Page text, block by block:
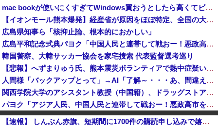
mac bookが使いにくすぎてWindows買おうとしたら高くてビビったwwwwww
【イオンモール熊本爆発】経産省が原因をほぼ特定、全国の大規模施設でガス供給設備の点検要請にまで発展する事態に・・・【PICKUP】
広島県知事ら「核抑止論、根本的におかしい」
広島平和記念式典パヨク「中国人民と連帯して戦おー！悪政高市を打倒するぞー！」
韓国警察、大韓サッカー協会を家宅捜索 代表監督選考巡り
【悲報】へずまりゅう氏、熊本震災ボランティアで熱中症疑い「水風呂に入っても体内が熱く感じる…」 → 野口健さん「休養日を設けた方がいい！」
人間様「バックアップとって」→AI「了解～・・・あ、間違えた」→ガチで洒落にならない事態に・・・
関西学院大学のアシスタント教授（中国籍）、ドラッグストアで現行犯逮捕 万引き容疑
パヨク「アジア人民、中国人民と連帯して戦おー！悪政高市を打倒するぞー！」
韓国の飲食店で「こぼれたビールを再提供？」…衝撃映像が拡散、衛生管理に批判殺到 ［8/6］
【速報】 しんぶん赤旗、短期間に1700件の購読申し込みで嬉し泣き→「うそでーす」虚偽申し込みと判明→ 共産党が刑事告訴「厳重な処罰を求める」